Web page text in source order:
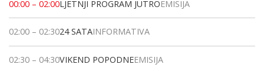
00:00 – 02:00LJETNJI PROGRAM JUTROEMISIJA
02:00 – 02:3024 SATAINFORMATIVA
02:30 – 04:30VIKEND POPODNEEMISIJA